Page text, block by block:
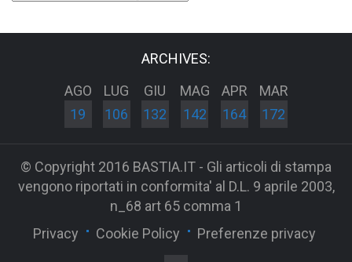
ARCHIVES:
AGO
19
LUG
106
GIU
132
MAG
142
APR
164
MAR
172
© Copyright 2016 BASTIA.IT - Gli articoli di stampa
vengono riportati in conformita' al D.L. 9 aprile 2003,
n_68 art 65 comma 1
Privacy
Cookie Policy Preferenze privacy